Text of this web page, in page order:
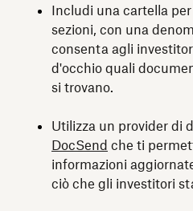
Includi una cartella
sezioni, con una
consenta agli
d'occhio quali
si trovano.
Utilizza un provider di
DocSend che ti
informazioni
ciò che gli investitori